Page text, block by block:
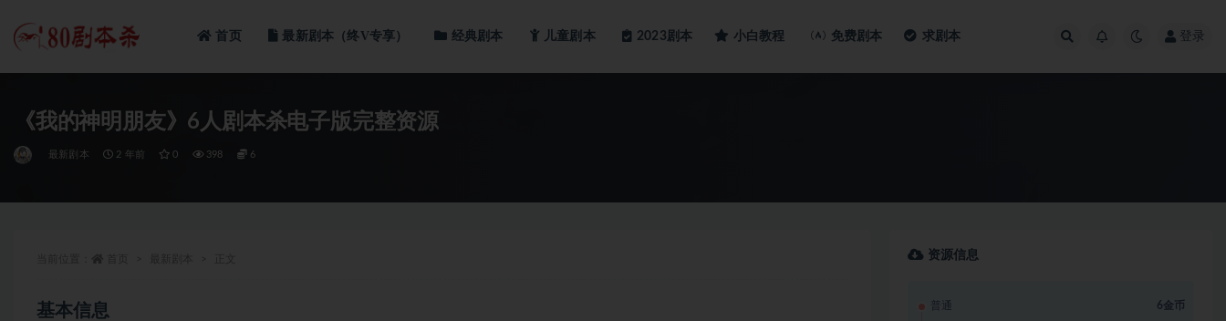
首页 最新剧本（终V专享） 经典剧本 儿童剧本 2023剧本 小白教程 免费剧本 求剧本 登录
《我的神明朋友》6人剧本杀电子版完整资源
最新剧本 2 年前 0 398 6
基本信息
资源信息
普通 6金币